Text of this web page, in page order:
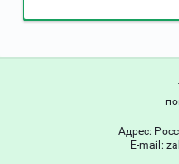
Адрес:
Е-mail: